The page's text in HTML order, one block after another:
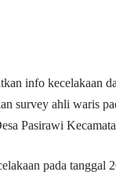
info kecelakaan
survey ahli waris
Pasirawi
pada tanggal